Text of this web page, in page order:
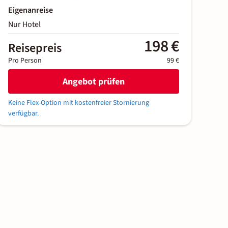
Eigenanreise
Nur Hotel
Reisepreis 198 €
Pro Person 99 €
Angebot prüfen
Keine Flex-Option mit kostenfreier Stornierung
verfügbar.